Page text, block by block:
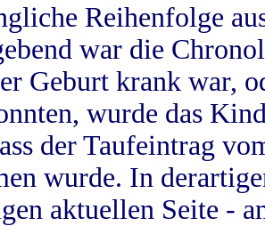
Reihenfolge
war die
Geburt krank war,
wurde das
der Taufeintrag
wurde. In
aktuellen Seite -